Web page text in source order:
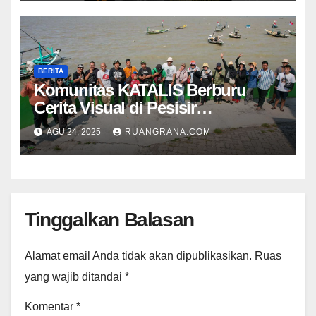
BERITA
Komunitas KATALIS Berburu
Cerita Visual di Pesisir
Nambangan
AGU 24, 2025 RUANGRANA.COM
Tinggalkan Balasan
Alamat email Anda tidak akan dipublikasikan. Ruas
yang wajib ditandai *
Komentar *